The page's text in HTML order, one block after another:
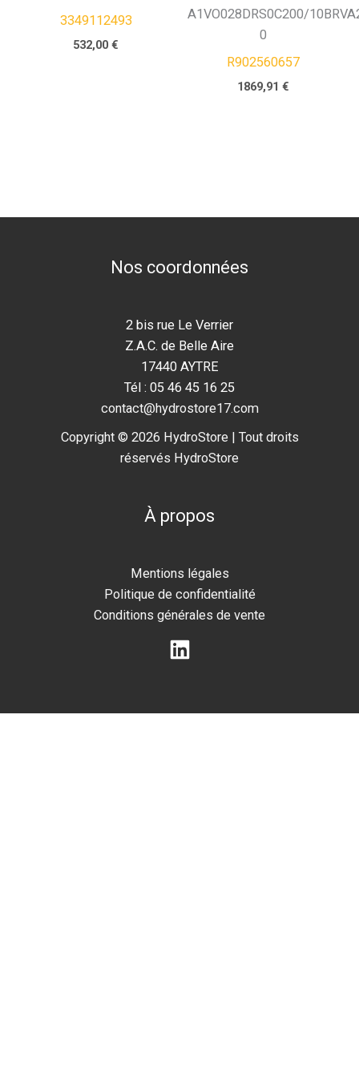
3349112493
532,00€
A1VO028DRS0C200/
0
R902560657
1869,91 €
Nos coordonnées
2 bis rue Le Verrier
Z.A.C. de Belle Aire
17440 AYTRE
Tél : 05 46 45 16 25
contact@hydrostore17.com
Copyright © 2026 HydroStore | Tout droits
réservés HydroStore
À propos
Mentions légales
Politique de confidentialité
Conditions générales de vente